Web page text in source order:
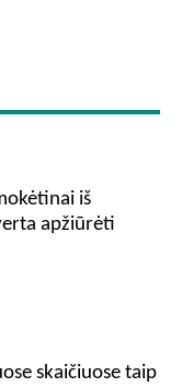
iš
apžiūrėti
skaičiuose taip